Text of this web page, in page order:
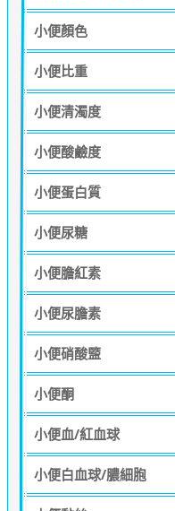
小便顏色
小便比重
小便清濁度
小便酸鹼度
小便蛋白質
小便尿糖
小便膽紅素
小便尿膽素
小便硝酸盬
小便酮
小便血/紅血球
小便白血球/膿細胞